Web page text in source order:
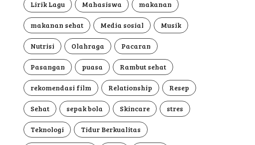
Lirik Lagu Mahasiswa makanan
makanan sehat Media sosial Musik
Nutrisi Olahraga Pacaran
Pasangan puasa Rambut sehat
rekomendasi film Relationship Resep
Sehat sepak bola Skincare stres
Teknologi Tidur Berkualitas